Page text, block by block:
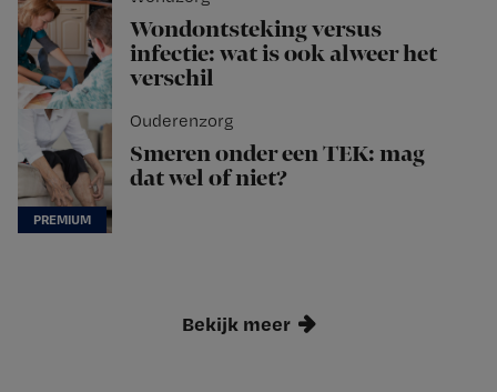
Wondontsteking versus
infectie: wat is ook alweer het
verschil
Ouderenzorg
Smeren onder een TEK: mag
dat wel of niet?
Bekijk meer